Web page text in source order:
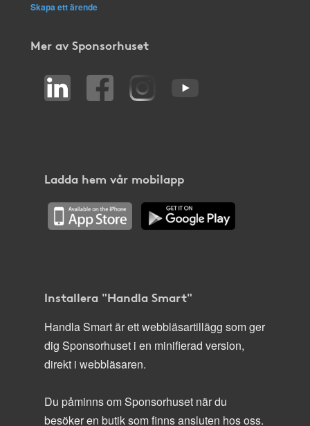
Skapa ett ärende
Mer av Sponsorhuset
Ladda hem vår mobilapp
Installera "Handla Smart"
Handla Smart är ett webbläsartillägg som ger
dig Sponsorhuset i en minifierad version,
direkt i webbläsaren.
Du påminns om Sponsorhuset när du
besöker en butik som finns ansluten hos oss.